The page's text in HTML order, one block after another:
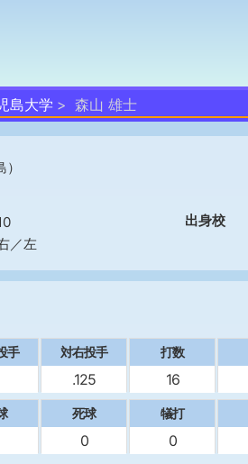
島大学 森山 雄士
／左
出身校
手 対右投手
.125
打数
16
死球
0
犠打
0